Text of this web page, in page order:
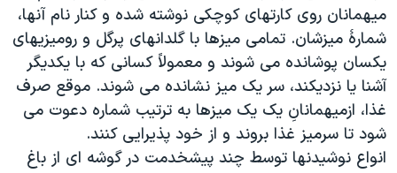
میهمانان روی کارتهای کوچکی نوشته شده و کنار نام آنها،
شمارۀ میزشان. تمامی میزها با گلدانهای پرگل و رومیزیهای
یکسان پوشانده می شوند و معمولاً کسانی که با یکدیگر
آشنا یا نزدیکند، سر یک میز نشانده می شوند. موقع صرف
غذا، ازمیهمانانِ یک یک میزها به ترتیب شماره دعوت می
شود تا سرمیز غذا بروند و از خود پذیرایی کنند.
انواع نوشیدنها توسط چند پیشخدمت در گوشه ای از باغ